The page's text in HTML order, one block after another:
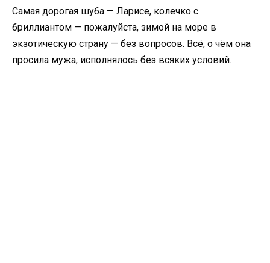
Самая дорогая шуба — Ларисе, колечко с
бриллиантом — пожалуйста, зимой на море в
экзотическую страну — без вопросов. Всё, о чём она
просила мужа, исполнялось без всяких условий.